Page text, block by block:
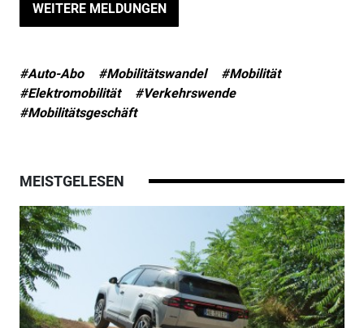
WEITERE MELDUNGEN
#Auto-Abo #Mobilitätswandel
#Mobilität
#Elektromobilität
#Verkehrswende
#Mobilitätsgeschäft
MEISTGELESEN